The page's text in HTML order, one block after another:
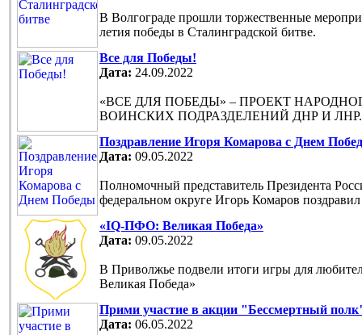
В Волгограде прошли торжественные
летия победы в Сталинградской битве.
Все для Победы!
Дата: 24.09.2022
«ВСЕ ДЛЯ ПОБЕДЫ» – ПРОЕКТ
ВОИНСКИХ ПОДРАЗДЕЛЕНИЙ ДНР И ЛНР.
Поздравление Игоря Комарова с Днем
Дата: 09.05.2022
Полномочный представитель Президента
федеральном округе Игорь Комаров
«IQ-ПФО: Великая Победа»
Дата: 09.05.2022
В Приволжье подвели итоги игры для
Великая Победа»
Прими участие в акции "Бессмертный
Дата: 06.05.2022